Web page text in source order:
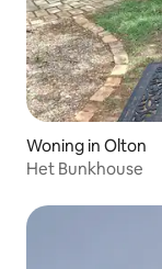
Woning in Olton
Het Bunkhouse